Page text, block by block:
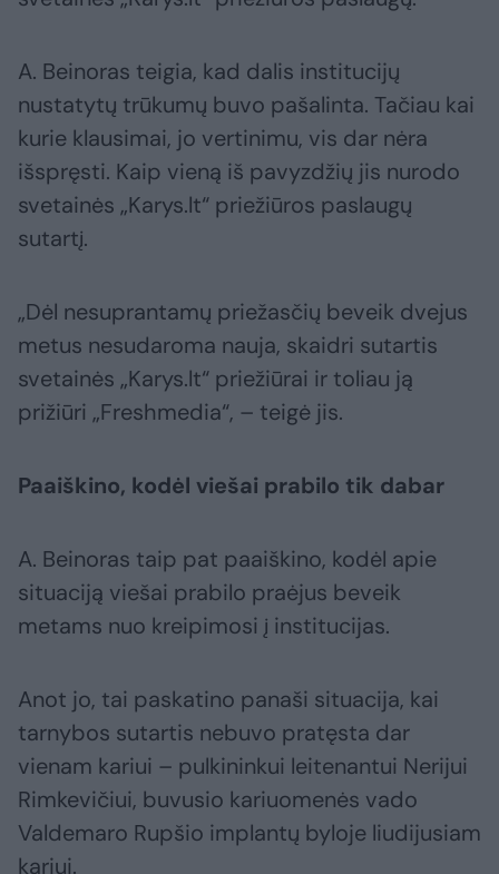
A. Beinoras teigia, kad dalis institucijų
nustatytų trūkumų buvo pašalinta. Tačiau kai
kurie klausimai, jo vertinimu, vis dar nėra
išspręsti. Kaip vieną iš pavyzdžių jis nurodo
svetainės „Karys.lt“ priežiūros paslaugų
sutartį.
„Dėl nesuprantamų priežasčių beveik dvejus
metus nesudaroma nauja, skaidri sutartis
svetainės „Karys.lt“ priežiūrai ir toliau ją
prižiūri „Freshmedia“, – teigė jis.
Paaiškino, kodėl viešai prabilo tik dabar
A. Beinoras taip pat paaiškino, kodėl apie
situaciją viešai prabilo praėjus beveik
metams nuo kreipimosi į institucijas.
Anot jo, tai paskatino panaši situacija, kai
tarnybos sutartis nebuvo pratęsta dar
vienam kariui – pulkininkui leitenantui Nerijui
Rimkevičiui, buvusio kariuomenės vado
Valdemaro Rupšio implantų byloje liudijusiam
kariui.